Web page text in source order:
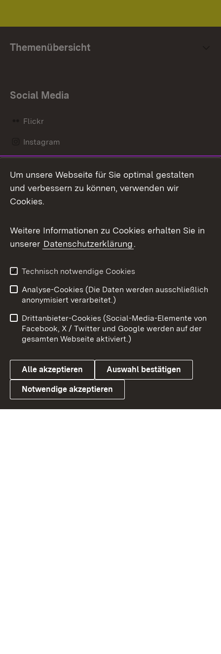
Themenübersicht
Social Media
Flickr
Instagram
Mastodon
Messenger
Social Wall
X / Twitter
Youtube
Link zum Landesportal
Benutzungshinweise
Barrierefreiheit
Datenschutz
Cookies
Um unsere Webseite für Sie optimal gestalten
und verbessern zu können, verwenden wir
Cookies.
Weitere Informationen zu Cookies erhalten Sie in
unserer Datenschutzerklärung.
Technisch notwendige Cookies
Analyse-Cookies (Die Daten werden ausschließlich
anonymisiert verarbeitet.)
Drittanbieter-Cookies (Social-Media-Elemente von
Facebook, X / Twitter und Google werden auf der
gesamten Webseite aktiviert.)
Alle akzeptieren Auswahl bestätigen
Notwendige akzeptieren